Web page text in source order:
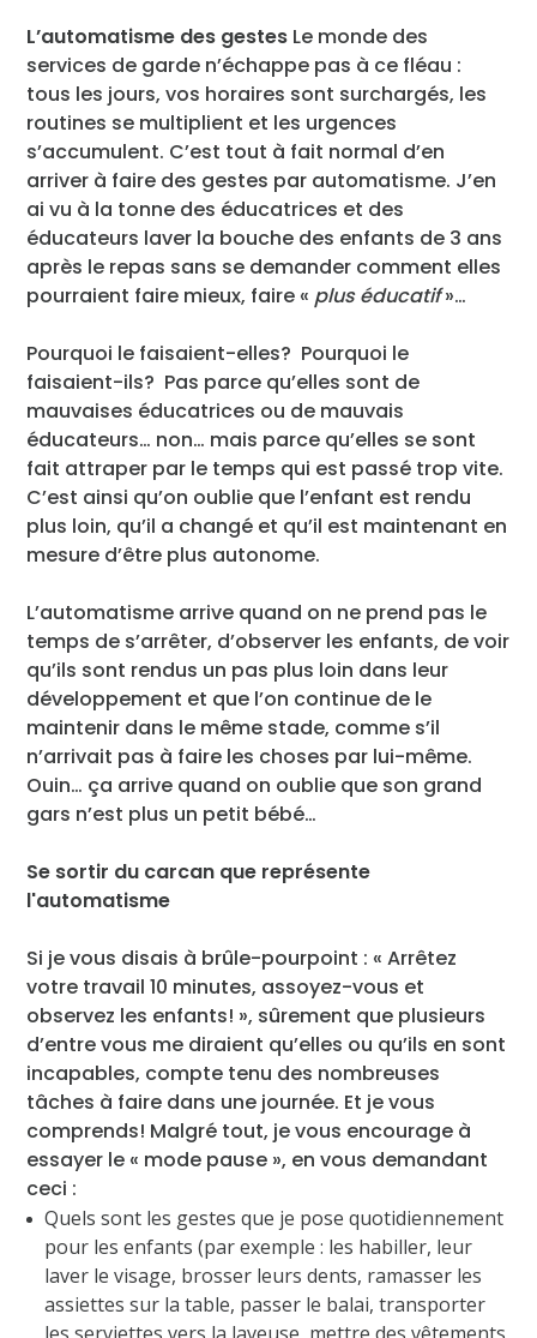
L’automatisme des gestes Le monde des
services de garde n’échappe pas à ce fléau :
tous les jours, vos horaires sont surchargés, les
routines se multiplient et les urgences
s’accumulent. C’est tout à fait normal d’en
arriver à faire des gestes par automatisme. J’en
ai vu à la tonne des éducatrices et des
éducateurs laver la bouche des enfants de 3 ans
après le repas sans se demander comment elles
pourraient faire mieux, faire « plus éducatif»…
Pourquoi le faisaient-elles? Pourquoi le
faisaient-ils? Pas parce qu’elles sont de
mauvaises éducatrices ou de mauvais
éducateurs… non… mais parce qu’elles se sont
fait attraper par le temps qui est passé trop vite.
C’est ainsi qu’on oublie que l’enfant est rendu
plus loin, qu’il a changé et qu’il est maintenant en
mesure d’être plus autonome.
L’automatisme arrive quand on ne prend pas le
temps de s’arrêter, d’observer les enfants, de voir
qu’ils sont rendus un pas plus loin dans leur
développement et que l’on continue de le
maintenir dans le même stade, comme s’il
n’arrivait pas à faire les choses par lui-même.
Ouin… ça arrive quand on oublie que son grand
gars n’est plus un petit bébé…
Se sortir du carcan que représente
l'automatisme
Si je vous disais à brûle-pourpoint : « Arrêtez
votre travail 10 minutes, assoyez-vous et
observez les enfants! », sûrement que plusieurs
d’entre vous me diraient qu’elles ou qu’ils en sont
incapables, compte tenu des nombreuses
tâches à faire dans une journée. Et je vous
comprends! Malgré tout, je vous encourage à
essayer le « mode pause », en vous demandant
ceci :
Quels sont les gestes que je pose quotidiennement
pour les enfants (par exemple : les habiller, leur
laver le visage, brosser leurs dents, ramasser les
assiettes sur la table, passer le balai, transporter